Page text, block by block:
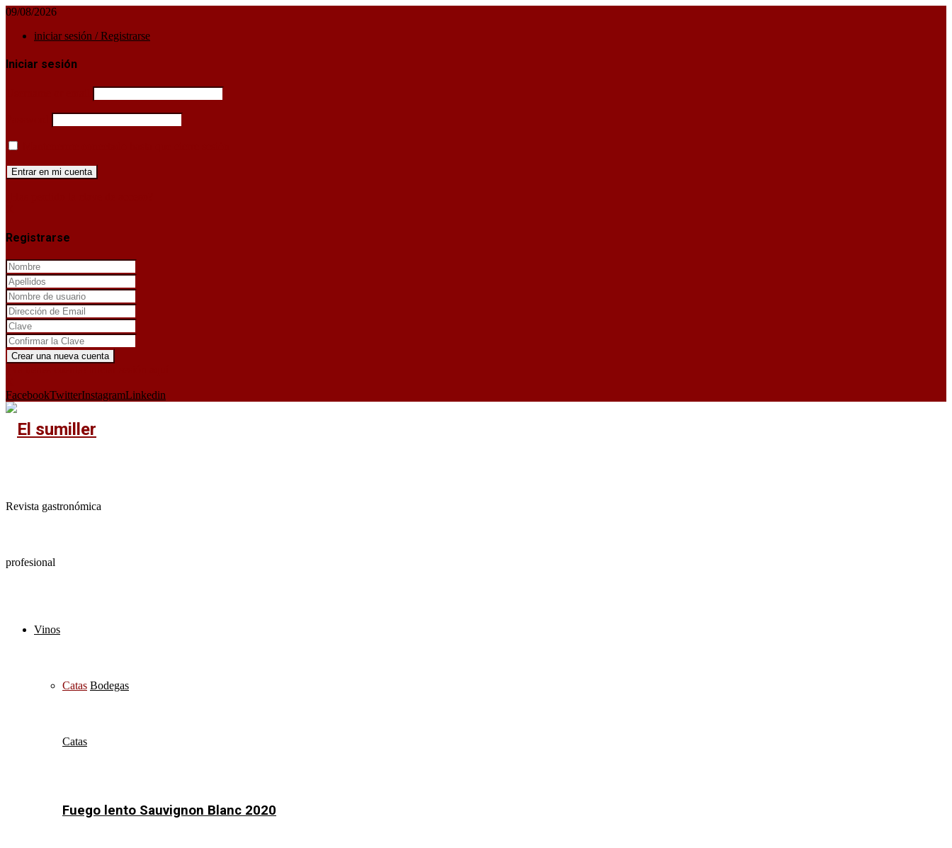
09/08/2026
iniciar sesión / Registrarse
Iniciar sesión
Registrarse
FacebookTwitterInstagramLinkedin
Revista gastronómica
profesional
Vinos
Catas Bodegas
Catas
Fuego lento Sauvignon Blanc 2020